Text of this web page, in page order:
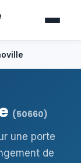
(50660)
une porte
de